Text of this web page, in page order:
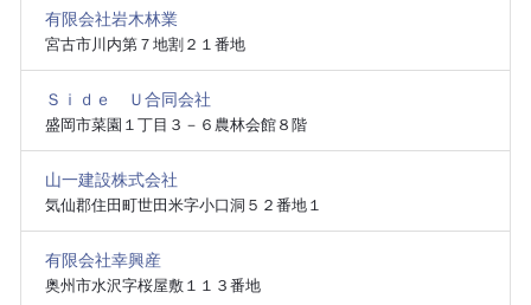
有限会社岩木林業
宮古市川内第７地割２１番地
Ｓｉｄｅ Ｕ合同会社
盛岡市菜園１丁目３－６農林会館８階
山一建設株式会社
気仙郡住田町世田米字小口洞５２番地１
有限会社幸興産
奥州市水沢字桜屋敷１１３番地